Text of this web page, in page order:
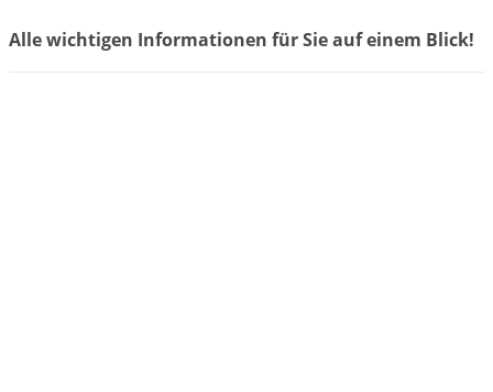
Alle wichtigen Informationen für Sie auf einem Blick!